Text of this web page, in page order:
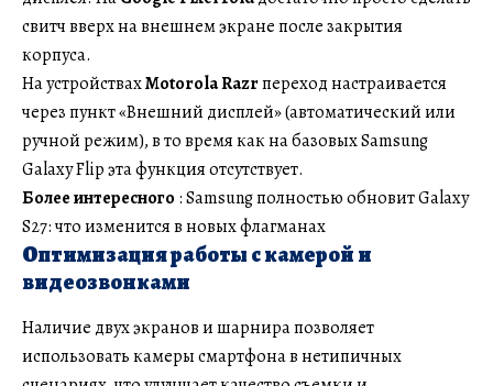
свитч вверх на внешнем экране после закрытия
корпуса.
На устройствахMotorola Razrпереход настраивается
через пункт «Внешний дисплей» (автоматический или
ручной режим), в то время как на базовых Samsung
Galaxy Flip эта функция отсутствует.
Более интересного : Samsung полностью обновит Galaxy
S27: что изменится в новых флагманах
Оптимизация работы с камерой и
видеозвонками
Наличие двух экранов и шарнира позволяет
использовать камеры смартфона в нетипичных